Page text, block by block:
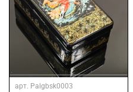
арт. Palgbsk0003